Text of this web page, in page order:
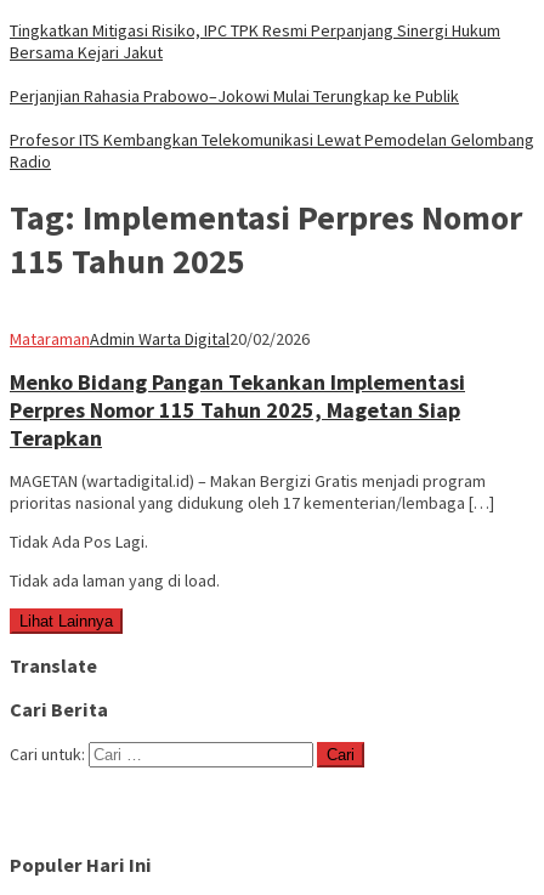
Tingkatkan Mitigasi Risiko, IPC TPK Resmi Perpanjang Sinergi Hukum
Bersama Kejari Jakut
Perjanjian Rahasia Prabowo–Jokowi Mulai Terungkap ke Publik
Profesor ITS Kembangkan Telekomunikasi Lewat Pemodelan Gelombang
Radio
Tag: Implementasi Perpres Nomor
115 Tahun 2025
MataramanAdmin Warta Digital20/02/2026
Menko Bidang Pangan Tekankan Implementasi
Perpres Nomor 115 Tahun 2025, Magetan Siap
Terapkan
MAGETAN (wartadigital.id) – Makan Bergizi Gratis menjadi program
prioritas nasional yang didukung oleh 17 kementerian/lembaga […]
Tidak Ada Pos Lagi.
Tidak ada laman yang di load.
Lihat Lainnya
Translate
Cari Berita
Cari untuk:
Populer Hari Ini